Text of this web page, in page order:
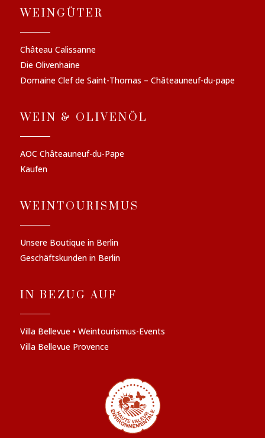
WEINGÜTER
Château Calissanne
Die Olivenhaine
Domaine Clef de Saint-Thomas – Châteauneuf-du-pape
WEIN & OLIVENÖL
AOC Châteauneuf-du-Pape
Kaufen
WEINTOURISMUS
Unsere Boutique in Berlin
Geschäftskunden in Berlin
IN BEZUG AUF
Villa Bellevue • Weintourismus-Events
Villa Bellevue Provence